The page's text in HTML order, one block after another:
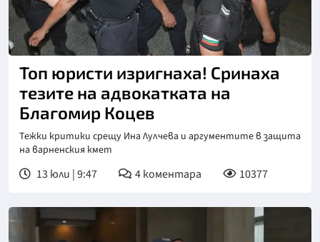
Снимка: БТА, архив
Топ юристи изригнаха! Сринаха
тезите на адвокатката на
Благомир Коцев
Тежки критики срещу Ина Лулчева и аргументите в защита
на варненския кмет
13 юли | 9:47 4коментара 10377